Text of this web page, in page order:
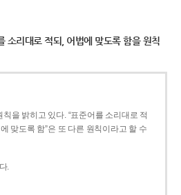
소리대로 적되, 어법에 맞도록 함을 원칙
을 밝히고 있다. “표준어를 소리대로 적
맞도록 함”은 또 다른 원칙이라고 할 수
.